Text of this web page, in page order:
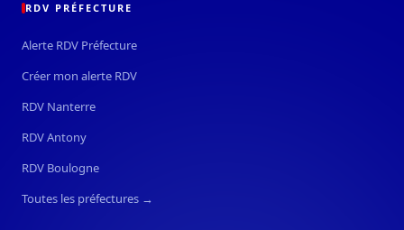
RDV PRÉFECTURE
Alerte RDV Préfecture
Créer mon alerte RDV
RDV Nanterre
RDV Antony
RDV Boulogne
Toutes les préfectures →